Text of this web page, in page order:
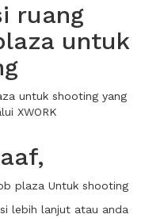
ruang
untuk
untuk shooting yang
XWORK
plaza Untuk shooting
lebih lanjut atau anda